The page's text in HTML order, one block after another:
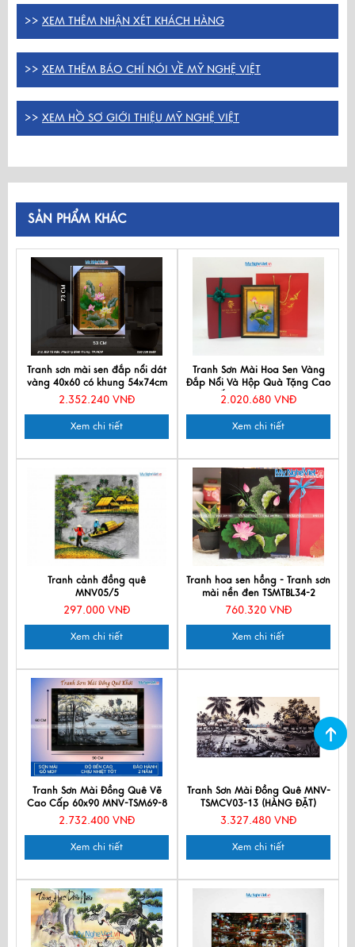
>> XEM THÊM NHẬN XÉT KHÁCH HÀNG
>> XEM THÊM BÁO CHÍ NÓI VỀ MỸ NGHỆ VIỆT
>> XEM HỒ SƠ GIỚI THIỆU MỸ NGHỆ VIỆT
SẢN PHẨM KHÁC
Tranh sơn mài sen đắp nổi dát
vàng 40x60 có khung 54x74cm
TSM571-1.11
2.352.240 VNĐ
Xem chi tiết
Tranh Sơn Mài Hoa Sen Vàng
Đắp Nổi Và Hộp Quà Tặng Cao
Cấp TSMDH2838-2.1
2.020.680 VNĐ
Xem chi tiết
Tranh cảnh đồng quê
MNV05/5
297.000 VNĐ
Xem chi tiết
Tranh hoa sen hồng - Tranh sơn
mài nền đen TSMTBL34-2
760.320 VNĐ
Xem chi tiết
Tranh Sơn Mài Đồng Quê Vẽ
Cao Cấp 60x90 MNV-TSM69-8
2.732.400 VNĐ
Xem chi tiết
Tranh Sơn Mài Đồng Quê MNV-
TSMCV03-13 (HÀNG ĐẶT)
3.327.480 VNĐ
Xem chi tiết